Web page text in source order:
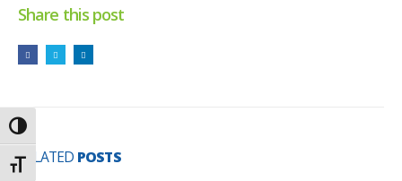
Toggle High Contrast
Toggle Font size
Share this post
RELATED POSTS